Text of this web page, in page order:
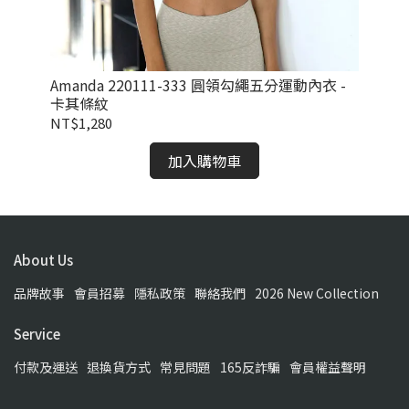
Amanda 220111-333 圓領勾繩五分運動內衣 -
卡其條紋
NT$1,280
加入購物車
About Us
品牌故事 會員招募 隱私政策 聯絡我們 2026 New Collection
Service
付款及運送 退換貨方式 常見問題 165反詐騙 會員權益聲明